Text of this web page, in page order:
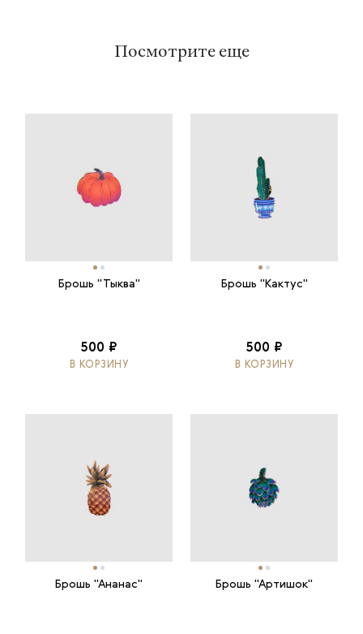
Посмотрите еще
Брошь "Тыква"
500 ₽
В КОРЗИНУ
Брошь "Кактус"
500 ₽
В КОРЗИНУ
Брошь "Ананас" Брошь "Артишок"